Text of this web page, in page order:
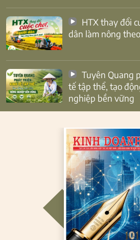
dân làm nông
tế tập thể, tạo
nghiệp bền vững